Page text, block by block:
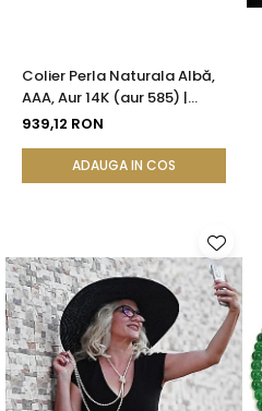
Colier Perla Naturala Albă,
AAA, Aur 14K (aur 585) |
KASKADDA®
939,12 RON
ADAUGA IN COS